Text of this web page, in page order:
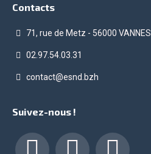
Contacts
71, rue de Metz - 56000 VANNES
02.97.54.03.31
contact@esnd.bzh
Suivez-nous !